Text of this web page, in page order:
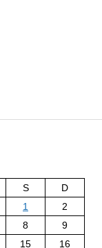
S
D
1
2
8
9
15
16